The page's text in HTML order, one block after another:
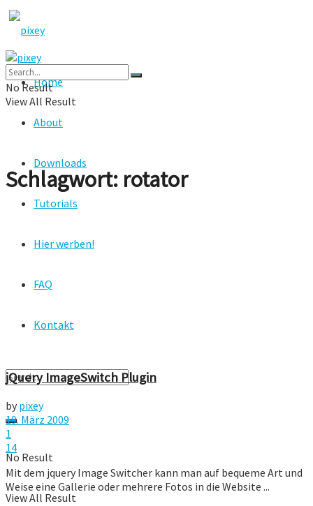
Home
About
Downloads
Tutorials
Hier werben!
FAQ
Kontakt
No Result
View All Result
No Result
View All Result
Schlagwort: rotator
jQuery ImageSwitch Plugin
by pixey
19. März 2009
1
14
Mit dem jquery Image Switcher kann man auf bequeme Art und
Weise eine Gallerie oder mehrere Fotos in die Website ...